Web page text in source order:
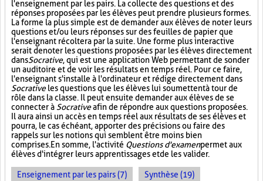
l'enseignement par les pairs. La collecte des questions et des
réponses proposées par les élèves peut prendre plusieurs formes.
La forme la plus simple est de demander aux élèves de noter leurs
questions et/ou leurs réponses sur des feuilles de papier que
l'enseignant récoltera par la suite. Une forme plus interactive
serait de noter les questions proposées par les élèves directement
dansSocrative, qui est une application Web permettant de sonder
un auditoire et de voir les résultats en temps réel. Pour ce faire,
l'enseignant s'installe à l'ordinateur et rédige directement dans
Socrativeles questions que les élèves lui soumettent à tour de
rôle dans la classe. Il peut ensuite demander aux élèves de se
connecter à Socrativeafin de répondre aux questions proposées.
Il aura ainsi un accès en temps réel aux résultats de ses élèves et
pourra, le cas échéant, apporter des précisions ou faire des
rappels sur les notions qui semblent être moins bien
comprises. En somme, l'activité Questions d'examenpermet aux
élèves d'intégrer leurs apprentissages et de les valider.
Enseignement par les pairs (7) Synthèse (19)